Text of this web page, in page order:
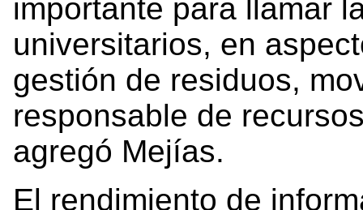
importante para llamar
universitarios, en
gestión de residuos,
responsable de
agregó Mejías.
El rendimiento de